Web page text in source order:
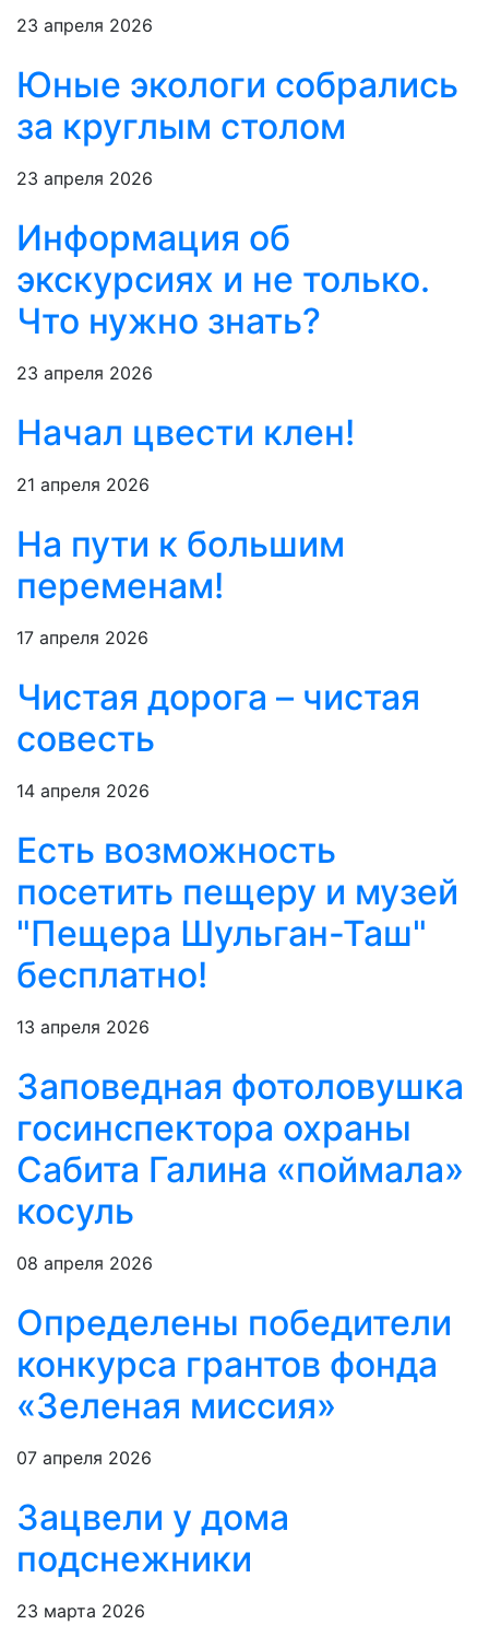
23 апреля 2026
Юные экологи собрались
за круглым столом
23 апреля 2026
Информация об
экскурсиях и не только.
Что нужно знать?
23 апреля 2026
Начал цвести клен!
21 апреля 2026
На пути к большим
переменам!
17 апреля 2026
Чистая дорога – чистая
совесть
14 апреля 2026
Есть возможность
посетить пещеру и музей
"Пещера Шульган-Таш"
бесплатно!
13 апреля 2026
Заповедная фотоловушка
госинспектора охраны
Сабита Галина «поймала»
косуль
08 апреля 2026
Определены победители
конкурса грантов фонда
«Зеленая миссия»
07 апреля 2026
Зацвели у дома
подснежники
23 марта 2026